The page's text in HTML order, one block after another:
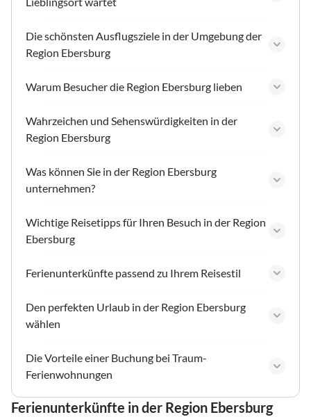
Die schönsten Ausflugsziele in der Umgebung der
Region Ebersburg
Warum Besucher die Region Ebersburg lieben
Wahrzeichen und Sehenswürdigkeiten in der
Region Ebersburg
Was können Sie in der Region Ebersburg
unternehmen?
Wichtige Reisetipps für Ihren Besuch in der Region
Ebersburg
Ferienunterkünfte passend zu Ihrem Reisestil
Den perfekten Urlaub in der Region Ebersburg
wählen
Die Vorteile einer Buchung bei Traum-
Ferienwohnungen
Ferienunterkünfte in der Region Ebersburg